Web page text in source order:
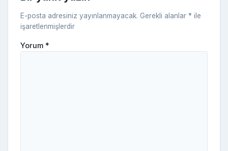
E-posta adresiniz yayınlanmayacak. Gerekli alanlar * ile
işaretlenmişlerdir
Yorum *